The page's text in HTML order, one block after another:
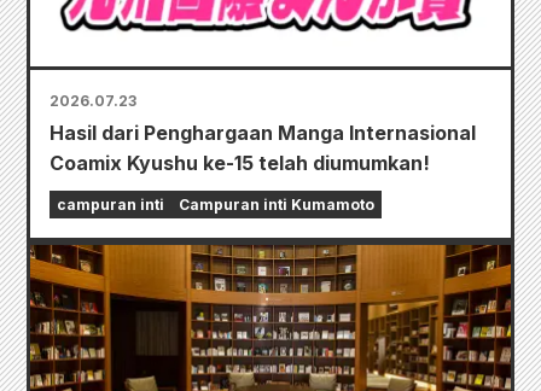
2026.07.23
Hasil dari Penghargaan Manga Internasional
Coamix Kyushu ke-15 telah diumumkan!
campuran inti Campuran inti Kumamoto